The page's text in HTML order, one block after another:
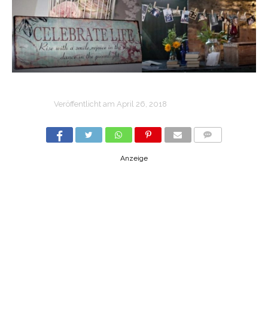
Veröffentlicht am April 26, 2018
Anzeige